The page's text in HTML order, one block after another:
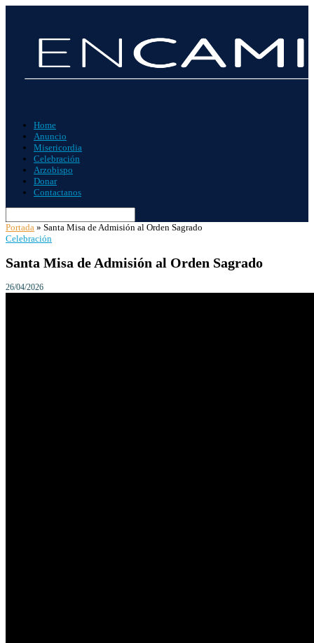
Home
Anuncio
Misericordia
Celebración
Arzobispo
Donar
Contactanos
Portada » Santa Misa de Admisión al Orden Sagrado
Celebración
Santa Misa de Admisión al Orden Sagrado
26/04/2026